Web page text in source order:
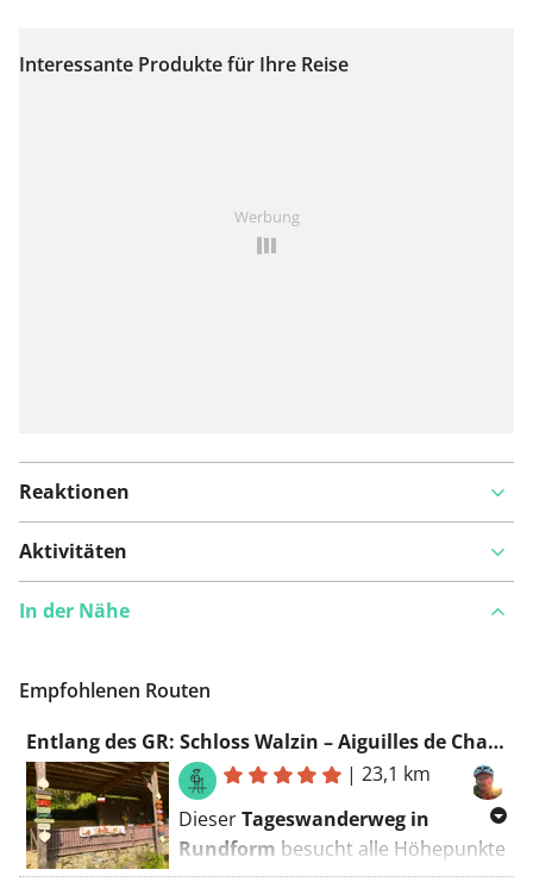
Auf Karte anzeigen
Interessante Produkte für Ihre Reise
Werbung
Reaktionen
Aktivitäten
In der Nähe
Empfohlenen Routen
Entlang des GR: Schloss Walzin – Aiguilles de Chaleux – Schloss Vêves – Hermitage Saint-Hadelin
|23,1 km
DieserTageswanderweg in
Rundform besucht alle Höhepunkte